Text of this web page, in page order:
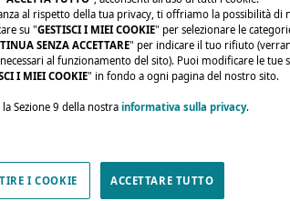
Unitevi a Lagoon al
Dal 28 al 31
al rispetto della tua privacy, ti offriamo la possibilità di
su "GESTISCI I MIEI COOKIE" per selezionare le
SENZA ACCETTARE" per indicare il tuo rifiuto
al funzionamento del sito). Puoi modificare le tue
I MIEI COOKIE" in fondo a ogni pagina del nostro sito.
Sezione 9 della nostra informativa sulla privacy.
I COOKIE ACCETTARE TUTTO